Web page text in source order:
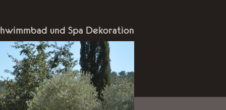
und Spa Dekoration